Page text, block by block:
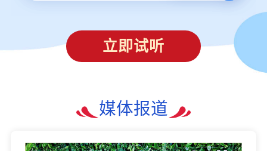
立即试听
媒体报道